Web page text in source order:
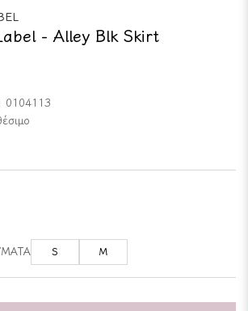
- Alley Blk Skirt
0104113
S M